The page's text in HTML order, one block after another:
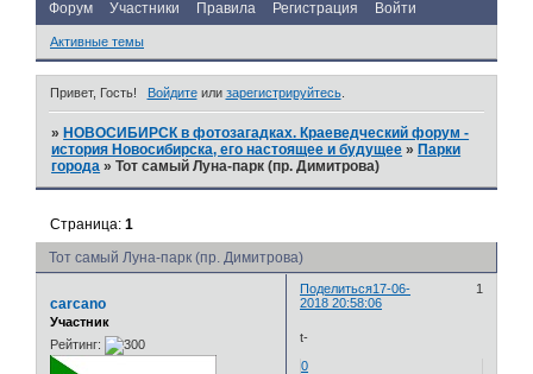
Форум Участники Правила Регистрация Войти
Активные темы
Привет, Гость! Войдитеили зарегистрируйтесь.
» НОВОСИБИРСК в фотозагадках. Краеведческий форум -
история Новосибирска, его настоящее и будущее » Парки
города »Тот самый Луна-парк (пр. Димитрова)
Тот самый Луна-парк (пр. Димитрова)
Страница:1
Поделиться 1
17-06-
2018 20:58:06
carcano
Участник
Рейтинг:
t-
0